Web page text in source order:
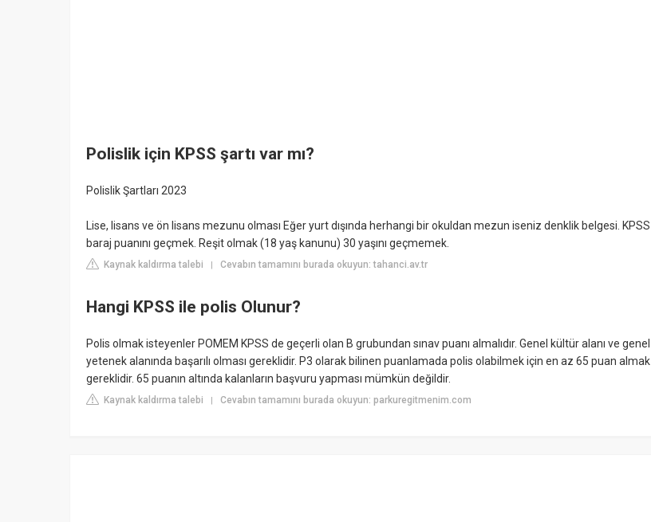
Polislik için KPSS şartı var mı?
Polislik Şartları 2023
Lise, lisans ve ön lisans mezunu olması Eğer yurt dışında herhangi bir okuldan mezun iseniz denklik belgesi. KPSS
baraj puanını geçmek. Reşit olmak (18 yaş kanunu) 30 yaşını geçmemek.
Kaynak kaldırma talebi | Cevabın tamamını burada okuyun: tahanci.av.tr
Hangi KPSS ile polis Olunur?
Polis olmak isteyenler POMEM KPSS de geçerli olan B grubundan sınav puanı almalıdır. Genel kültür alanı ve genel
yetenek alanında başarılı olması gereklidir. P3 olarak bilinen puanlamada polis olabilmek için en az 65 puan almak
gereklidir. 65 puanın altında kalanların başvuru yapması mümkün değildir.
Kaynak kaldırma talebi | Cevabın tamamını burada okuyun: parkuregitmenim.com